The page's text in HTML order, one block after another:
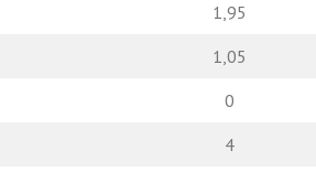
1,95
1,05
0
4